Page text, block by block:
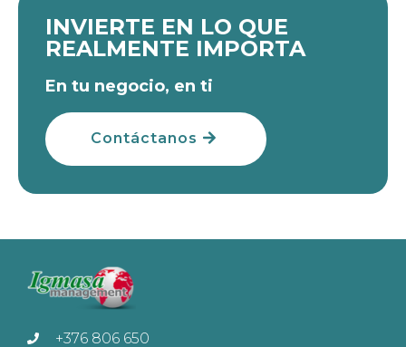
INVIERTE EN LO QUE
REALMENTE IMPORTA
En tu negocio, en ti
Contáctanos
+376 806 650